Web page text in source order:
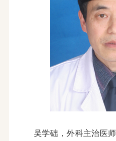
吴学础，外科主治医师